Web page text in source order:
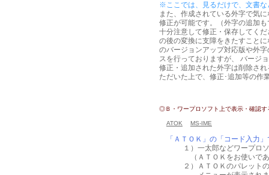
※ここでは、見るだけで、文書
また、作成されている外字で気
修正が可能です。（外字の追加
十分注意して修正・保存してく
の後の変換に支障をきたすこと
のバージョンアップ対応版や外
スを行っておりますが、 バージ
修正・追加された外字は削除さ
ただいた上で、修正･追加等の作
◎Ｂ・ワープロソフト上で表示・確認す
ATOK MS-IME
「ＡＴＯＫ」の「コード入力
１）一太郎などワープロ
（ＡＴＯＫをお使いで
２）ＡＴＯＫのパレット